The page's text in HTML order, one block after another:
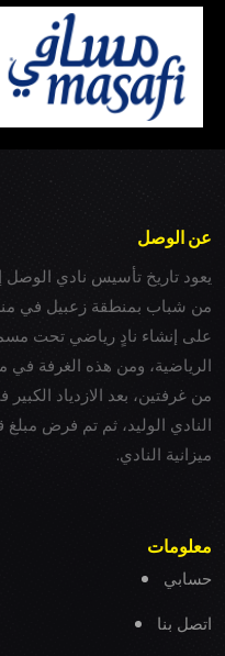
عن الوصل
من شباب بمنطقة زعبيل في
على إنشاء نادٍ رياضي تحت
الرياضية، ومن هذه الغرفة
من غرفتين، بعد الازدياد
النادي الوليد، ثم تم فرض
ميزانية النادي.
معلومات
حسابي
اتصل بنا